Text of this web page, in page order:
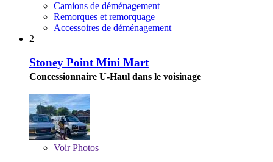
Camions de déménagement
Remorques et remorquage
Accessoires de déménagement
2
Stoney Point Mini Mart
Concessionnaire U-Haul dans le voisinage
VoirPhotos